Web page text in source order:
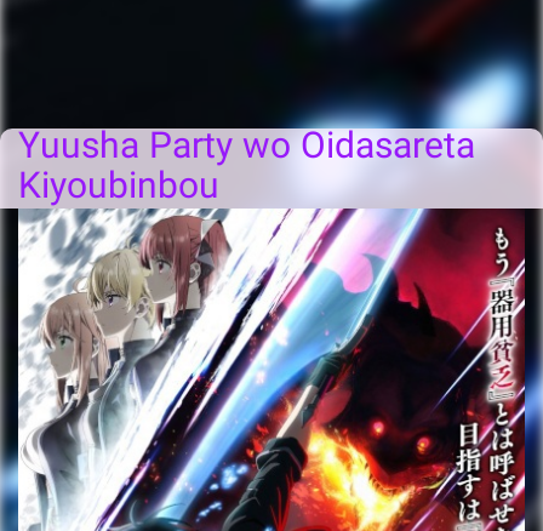
Yuusha Party wo Oidasareta
Kiyoubinbou